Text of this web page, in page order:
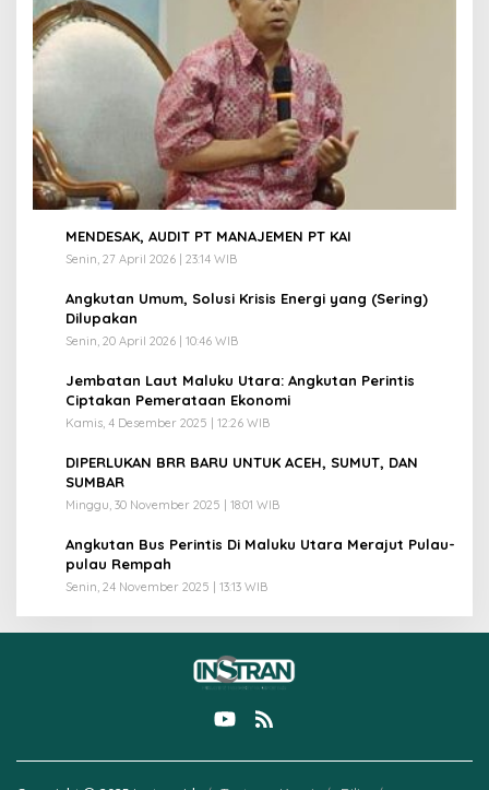
MENDESAK, AUDIT PT MANAJEMEN PT KAI
Senin, 27 April 2026 | 23:14 WIB
Angkutan Umum, Solusi Krisis Energi yang (Sering)
Dilupakan
Senin, 20 April 2026 | 10:46 WIB
Jembatan Laut Maluku Utara: Angkutan Perintis
Ciptakan Pemerataan Ekonomi
Kamis, 4 Desember 2025 | 12:26 WIB
DIPERLUKAN BRR BARU UNTUK ACEH, SUMUT, DAN
SUMBAR
Minggu, 30 November 2025 | 18:01 WIB
Angkutan Bus Perintis Di Maluku Utara Merajut Pulau-
pulau Rempah
Senin, 24 November 2025 | 13:13 WIB